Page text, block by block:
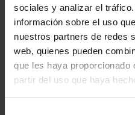
sociales y analizar el
información sobre el uso
nuestros partners de redes
web, quienes pueden
que les haya proporcionado
partir del uso que haya
Consultoria
Venda o
1 2 3